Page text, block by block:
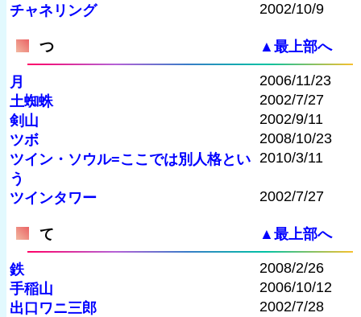
チャネリング
2002/10/9
つ ▲最上部へ
月
2006/11/23
土蜘蛛
2002/7/27
剣山
2002/9/11
ツボ
2008/10/23
ツイン・ソウル=ここでは別人格とい
う
2010/3/11
ツインタワー 2002/7/27
て ▲最上部へ
鉄
2008/2/26
手稲山
2006/10/12
出口ワニ三郎
2002/7/28